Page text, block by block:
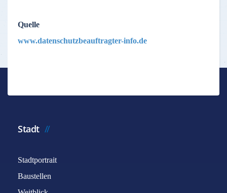
Quelle
www.datenschutzbeauftragter-info.de
Stadt
Stadtportrait
Baustellen